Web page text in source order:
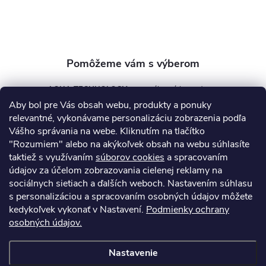
Aby bol pre Vás obsah webu, produkty a ponuky
relevantné, vykonávame personalizáciu zobrazenia podľa
Vášho správania na webe. Kliknutím na tlačítko
"Rozumiem" alebo na akýkoľvek obsah na webu súhlasíte
taktiež s využívaním súborov cookies a spracovaním
údajov za účelom zobrazovania cielenej reklamy na
sociálnych sietiach a ďalších weboch. Nastavením súhlasu
s personalizáciou a spracovaním osobných údajov môžete
kedykoľvek vykonať v Nastavení. Podmienky ochrany
osobných údajov.
Nastavenie
AQUA TECHNOLOGY s.r.o.
info @aquatechnology.sk
+421 911 991 394
Informácie pre vás
Kontakty Obchodné podmienky